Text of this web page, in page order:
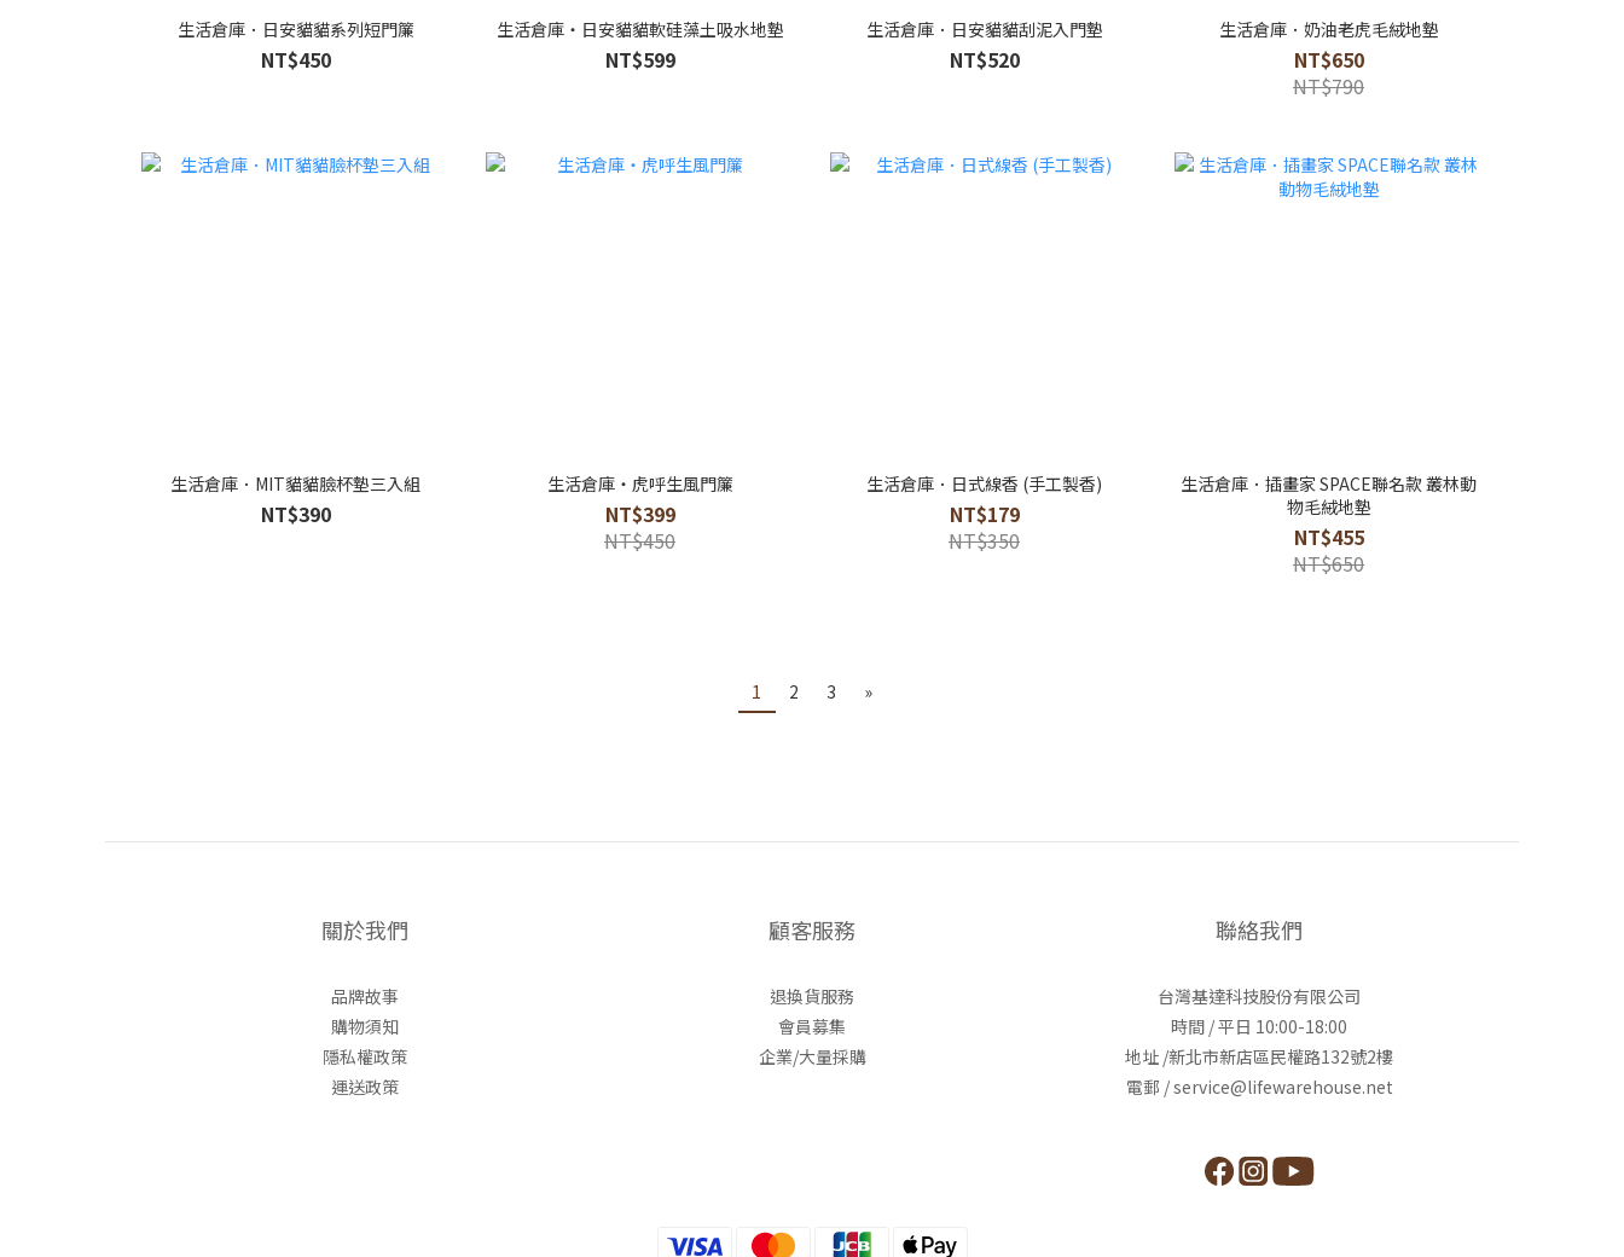
生活倉庫．日安貓貓系列短門簾
NT$450
生活倉庫・日安貓貓軟硅藻土吸水地墊
NT$599
生活倉庫．日安貓貓刮泥入門墊
NT$520
生活倉庫．奶油老虎毛絨地墊
NT$650
NT$790
生活倉庫．MIT貓貓臉杯墊三入組
NT$390
生活倉庫・虎呼生風門簾
NT$399
NT$450
生活倉庫．日式線香 (手工製香)
NT$179
NT$350
生活倉庫．插畫家 SPACE聯名款 叢林動
物毛絨地墊
NT$455
NT$650
1 2 3 »
關於我們
品牌故事
購物須知
隱私權政策
運送政策
顧客服務
退換貨服務
會員募集
企業/大量採購
聯絡我們
台灣基達科技股份有限公司
時間 / 平日 10:00-18:00
地址 /新北市新店區民權路132號2樓
電郵 / service@lifewarehouse.net